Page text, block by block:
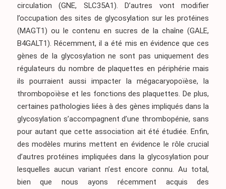
circulation (GNE, SLC35A1). D’autres vont modifier
l’occupation des sites de glycosylation sur les protéines
(MAGT1) ou le contenu en sucres de la chaîne (GALE,
B4GALT1). Récemment, il a été mis en évidence que ces
gènes de la glycosylation ne sont pas uniquement des
régulateurs du nombre de plaquettes en périphérie mais
ils pourraient aussi impacter la mégacaryopoïèse, la
thrombopoïèse et les fonctions des plaquettes. De plus,
certaines pathologies liées à des gènes impliqués dans la
glycosylation s’accompagnent d’une thrombopénie, sans
pour autant que cette association ait été étudiée. Enfin,
des modèles murins mettent en évidence le rôle crucial
d’autres protéines impliquées dans la glycosylation pour
lesquelles aucun variant n’est encore connu. Au total,
bien que nous ayons récemment acquis des